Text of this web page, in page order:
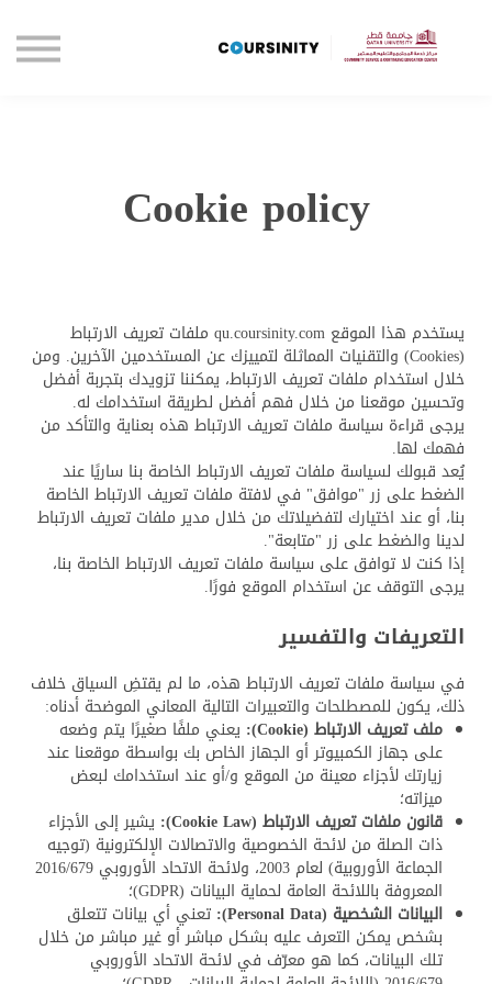
تواصل معنا
Cookie policy
يستخدم هذا الموقع qu.coursinity.com ملفات تعريف الارتباط
(Cookies) والتقنيات المماثلة لتمييزك عن المستخدمين الآخرين. ومن
خلال استخدام ملفات تعريف الارتباط، يمكننا تزويدك بتجربة أفضل
وتحسين موقعنا من خلال فهم أفضل لطريقة استخدامك له.
يرجى قراءة سياسة ملفات تعريف الارتباط هذه بعناية والتأكد من
فهمك لها.
يُعد قبولك لسياسة ملفات تعريف الارتباط الخاصة بنا ساريًا عند
الضغط على زر "موافق" في لافتة ملفات تعريف الارتباط الخاصة
بنا، أو عند اختيارك لتفضيلاتك من خلال مدير ملفات تعريف الارتباط
لدينا والضغط على زر "متابعة".
إذا كنت لا توافق على سياسة ملفات تعريف الارتباط الخاصة بنا،
يرجى التوقف عن استخدام الموقع فورًا.
التعريفات والتفسير
في سياسة ملفات تعريف الارتباط هذه، ما لم يقتضِ السياق خلاف
ذلك، يكون للمصطلحات والتعبيرات التالية المعاني الموضحة أدناه:
ملف تعريف الارتباط (Cookie):
يعني ملفًا صغيرًا يتم وضعه
على جهاز الكمبيوتر أو الجهاز الخاص بك بواسطة موقعنا عند
زيارتك لأجزاء معينة من الموقع و/أو عند استخدامك لبعض
ميزاته؛
قانون ملفات تعريف الارتباط (Cookie Law):
يشير إلى الأجزاء
ذات الصلة من لائحة الخصوصية والاتصالات الإلكترونية (توجيه
الجماعة الأوروبية) لعام 2003، ولائحة الاتحاد الأوروبي 2016/679
المعروفة باللائحة العامة لحماية البيانات (GDPR)؛
البيانات الشخصية (Personal Data):
تعني أي بيانات تتعلق
بشخص يمكن التعرف عليه بشكل مباشر أو غير مباشر من خلال
تلك البيانات، كما هو معرّف في لائحة الاتحاد الأوروبي